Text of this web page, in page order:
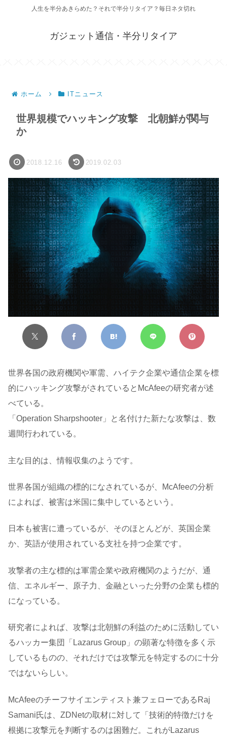
人生を半分あきらめた？それで半分リタイア？毎日ネタ切れ
ガジェット通信・半分リタイア
ホーム ITニュース
世界規模でハッキング攻撃 北朝鮮が関与
か
2018.12.16 2019.02.03
世界各国の政府機関や軍需、ハイテク企業や通信企業を標
的にハッキング攻撃がされているとMcAfeeの研究者が述
べている。
「Operation Sharpshooter」と名付けた新たな攻撃は、数
週間行われている。
主な目的は、情報収集のようです。
世界各国が組織の標的になされているが、McAfeeの分析
によれば、被害は米国に集中しているという。
日本も被害に遭っているが、そのほとんどが、英国企業
か、英語が使用されている支社を持つ企業です。
攻撃者の主な標的は軍需企業や政府機関のようだが、通
信、エネルギー、原子力、金融といった分野の企業も標的
になっている。
研究者によれば、攻撃は北朝鮮の利益のために活動してい
るハッカー集団「Lazarus Group」の顕著な特徴を多く示
しているものの、それだけでは攻撃元を特定するのに十分
ではないらしい。
McAfeeのチーフサイエンティスト兼フェローであるRaj
Samani氏は、ZDNetの取材に対して「技術的特徴だけを
根拠に攻撃元を判断するのは困難だ。これがLazarus